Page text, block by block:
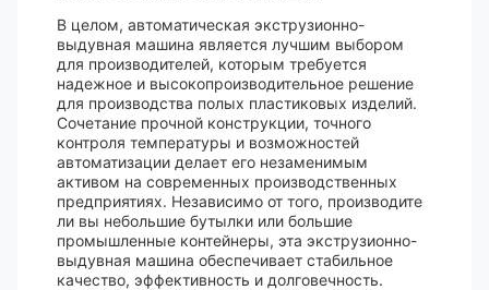
В целом, автоматическая экструзионно-
выдувная машина является лучшим выбором
для производителей, которым требуется
надежное и высокопроизводительное решение
для производства полых пластиковых изделий.
Сочетание прочной конструкции, точного
контроля температуры и возможностей
автоматизации делает его незаменимым
активом на современных производственных
предприятиях. Независимо от того, производите
ли вы небольшие бутылки или большие
промышленные контейнеры, эта экструзионно-
выдувная машина обеспечивает стабильное
качество, эффективность и долговечность.